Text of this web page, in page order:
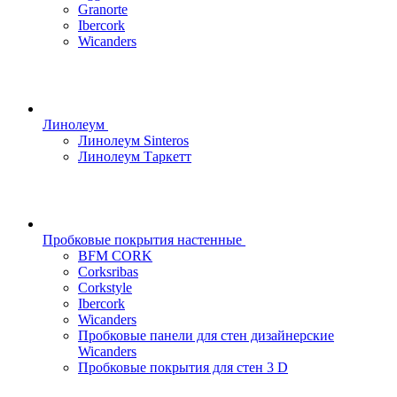
Granorte
Ibercork
Wicanders
Линолеум
Линолеум Sinteros
Линолеум Таркетт
Пробковые покрытия настенные
BFM CORK
Corksribas
Corkstyle
Ibercork
Wicanders
Пробковые панели для стен дизайнерские
Wicanders
Пробковые покрытия для стен 3 D